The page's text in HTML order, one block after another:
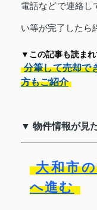
電話などで連絡し
い等が完了したら
▼この記事も読ま
分筆して売却で
方もご紹介
▼ 物件情報が見
大和市
へ進む